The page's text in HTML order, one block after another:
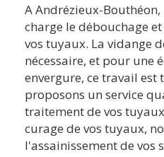
A Andrézieux-
charge le débouchage
vos tuyaux. La vidange
nécessaire, et pour une
envergure, ce travail est
proposons un service
traitement de vos
curage de vos tuyaux,
l'assainissement de vos